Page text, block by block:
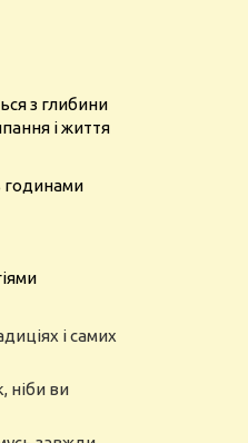
з глибини
і життя
годинами
і самих
ніби ви